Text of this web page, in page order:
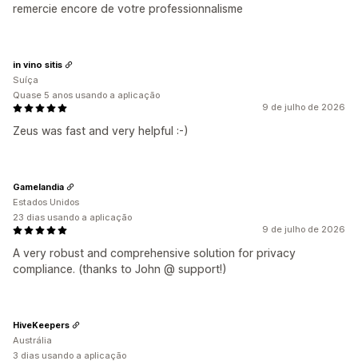
remercie encore de votre professionnalisme
9 de julho de 2026
Zeus was fast and very helpful :-)
in vino sitis
Suíça
Quase 5 anos usando a aplicação
9 de julho de 2026
A very robust and comprehensive solution for privacy
compliance. (thanks to John @ support!)
Gamelandia
Estados Unidos
23 dias usando a aplicação
HiveKeepers
Austrália
3 dias usando a aplicação